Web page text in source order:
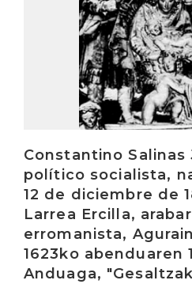
Constantino
político socialista,
12 de diciembre de
Larrea Ercilla,
erromanista,
1623ko abenduaren
Anduaga,